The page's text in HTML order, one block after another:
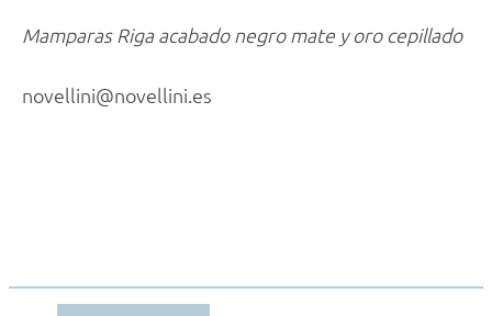
Mamparas Riga acabado negro mate y oro cepillado
novellini@novellini.es